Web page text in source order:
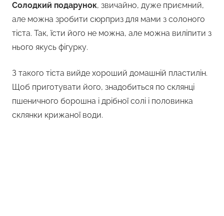
Солодкий подарунок, звичайно, дуже приємний,
але можна зробити сюрприз для мами з солоного
тіста. Так, їсти його не можна, але можна виліпити з
нього якусь фігурку.
З такого тіста вийде хороший домашній пластилін.
Щоб приготувати його, знадобиться по склянці
пшеничного борошна і дрібної солі і половинка
склянки крижаної води.